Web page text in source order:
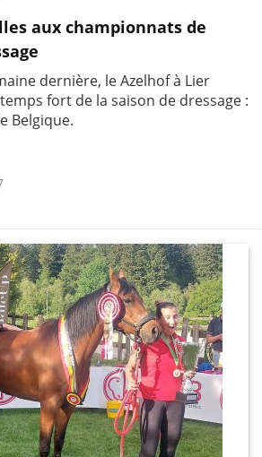
aux championnats de
dernière, le Azelhof à Lier
fort de la saison de dressage :
Belgique.